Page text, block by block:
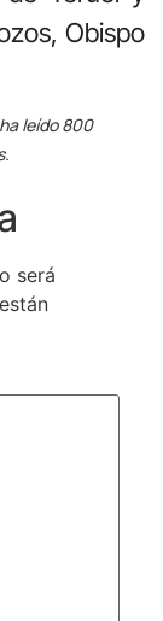
Obispo
leído 800
será